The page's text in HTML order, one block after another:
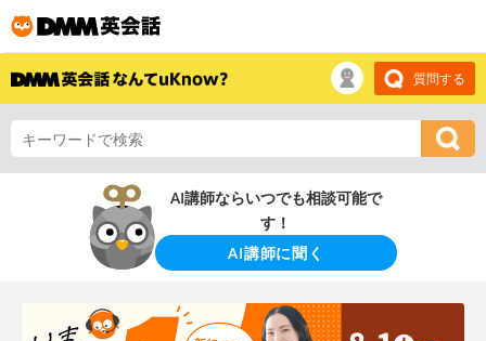
質問する
AI講師ならいつでも相談可能で
す！
AI講師に聞く